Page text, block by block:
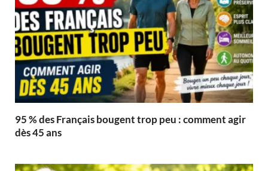
95 % des Français bougent trop peu : comment agir
dès 45 ans